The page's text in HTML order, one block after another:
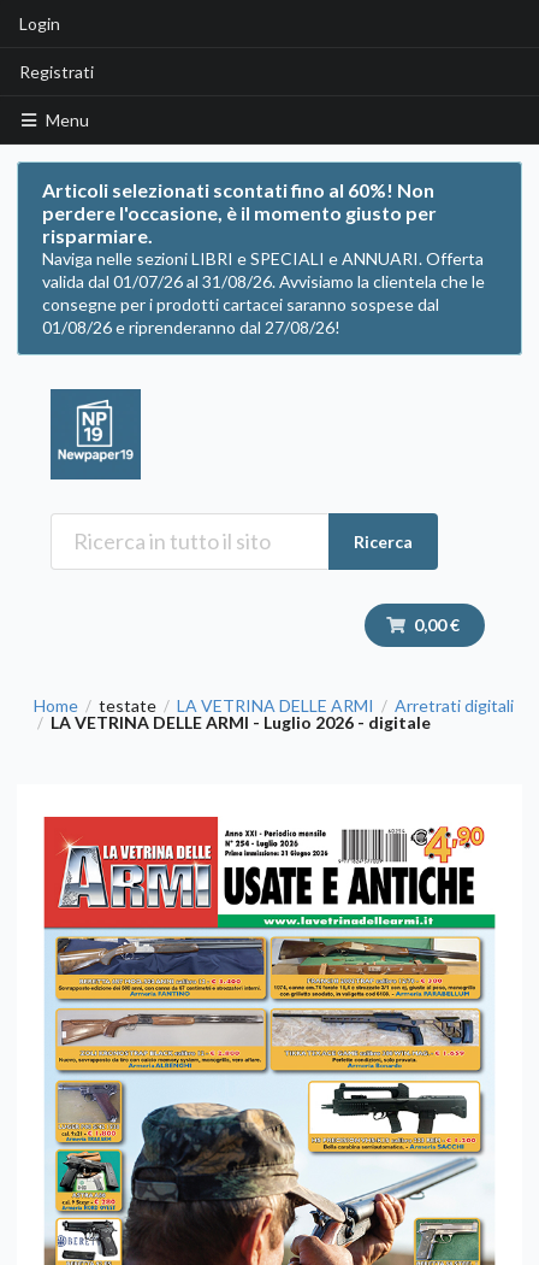
Login
Registrati
Menu
Articoli selezionati scontati fino al 60%! Non
perdere l'occasione, è il momento giusto per
risparmiare.
Naviga nelle sezioni LIBRI e SPECIALI e ANNUARI. Offerta
valida dal 01/07/26 al 31/08/26. Avvisiamo la clientela che le
consegne per i prodotti cartacei saranno sospese dal
01/08/26 e riprenderanno dal 27/08/26!
Ricerca
0,00 €
Home / testate / LA VETRINA DELLE ARMI / Arretrati digitali
/ LA VETRINA DELLE ARMI - Luglio 2026 - digitale